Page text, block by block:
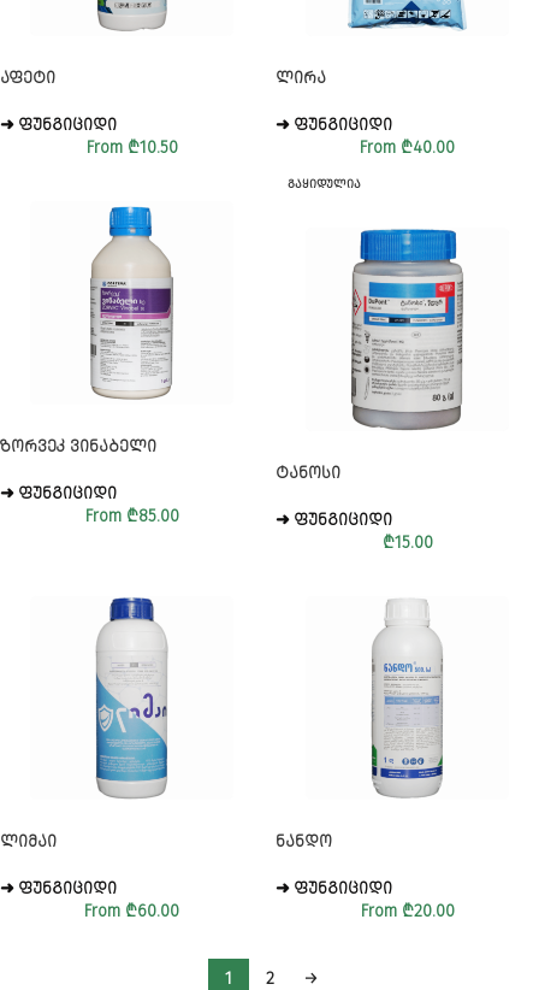
ᲐᲤᲔᲢᲘ
➜ ᲤᲣᲜᲒᲘᲪᲘᲓᲘ
From ₾10.50
ᲚᲘᲠᲐ
➜ ᲤᲣᲜᲒᲘᲪᲘᲓᲘ
From ₾40.00
ᲖᲝᲠᲕᲔᲙ ᲕᲘᲜᲐᲑᲔᲚᲘ
➜ ᲤᲣᲜᲒᲘᲪᲘᲓᲘ
From ₾85.00
ᲒᲐᲧᲘᲓᲣᲚᲘᲐ
ᲢᲐᲜᲝᲡᲘ
➜ ᲤᲣᲜᲒᲘᲪᲘᲓᲘ
₾15.00
ᲚᲘᲛᲐᲘ
➜ ᲤᲣᲜᲒᲘᲪᲘᲓᲘ
From ₾60.00
ᲜᲐᲜᲓᲝ
➜ ᲤᲣᲜᲒᲘᲪᲘᲓᲘ
From ₾20.00
1 2 →